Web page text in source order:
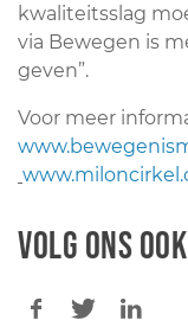
kwaliteitsslag
via Bewegen is
geven”.
Voor meer
Volg ons